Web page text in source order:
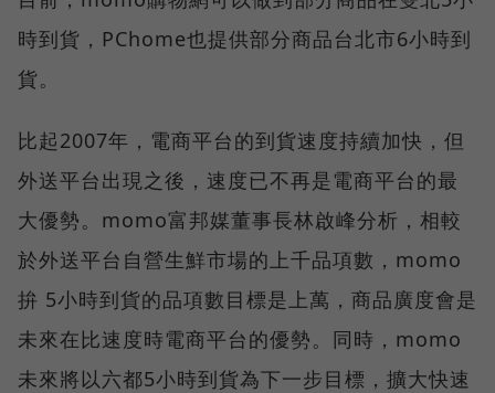
時到貨，PChome也提供部分商品台北市6小時到
貨。
比起2007年，電商平台的到貨速度持續加快，但
外送平台出現之後，速度已不再是電商平台的最
大優勢。momo富邦媒董事長林啟峰分析，相較
於外送平台自營生鮮市場的上千品項數，momo
拚 5小時到貨的品項數目標是上萬，商品廣度會是
未來在比速度時電商平台的優勢。同時，momo
未來將以六都5小時到貨為下一步目標，擴大快速